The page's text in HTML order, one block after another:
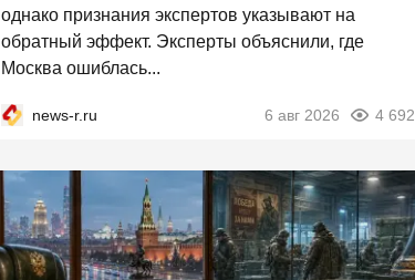
однако признания экспертов указывают на
обратный эффект. Эксперты объяснили, где
Москва ошиблась...
news-r.ru 6 авг 2026 4 692